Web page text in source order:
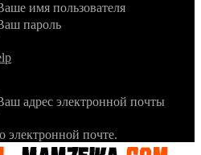
имя пользователя
пароль
адрес электронной почты
электронной почте.